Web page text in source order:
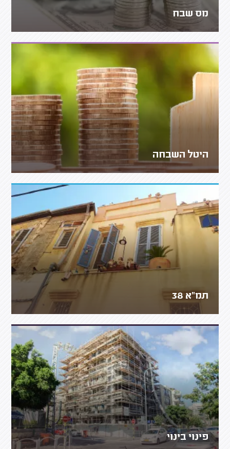
מס שבח
היטל השבחה
תמ"א 38
פינוי בינוי